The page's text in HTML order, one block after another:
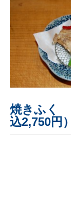
焼き
込2,750円）